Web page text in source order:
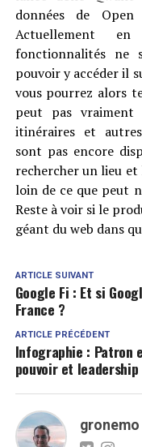
données de
Actuellement
fonctionnalités ne
pouvoir y accéder il
vous pourrez alors
peut pas
itinéraires et
sont pas encore
rechercher un lieu
loin de ce que peut
Reste à voir si le
géant du web dans
ARTICLE SUIVANT
Google Fi : Et si
France ?
ARTICLE PRÉCÉDENT
Infographie : Patron
pouvoir et leadership
gronemo